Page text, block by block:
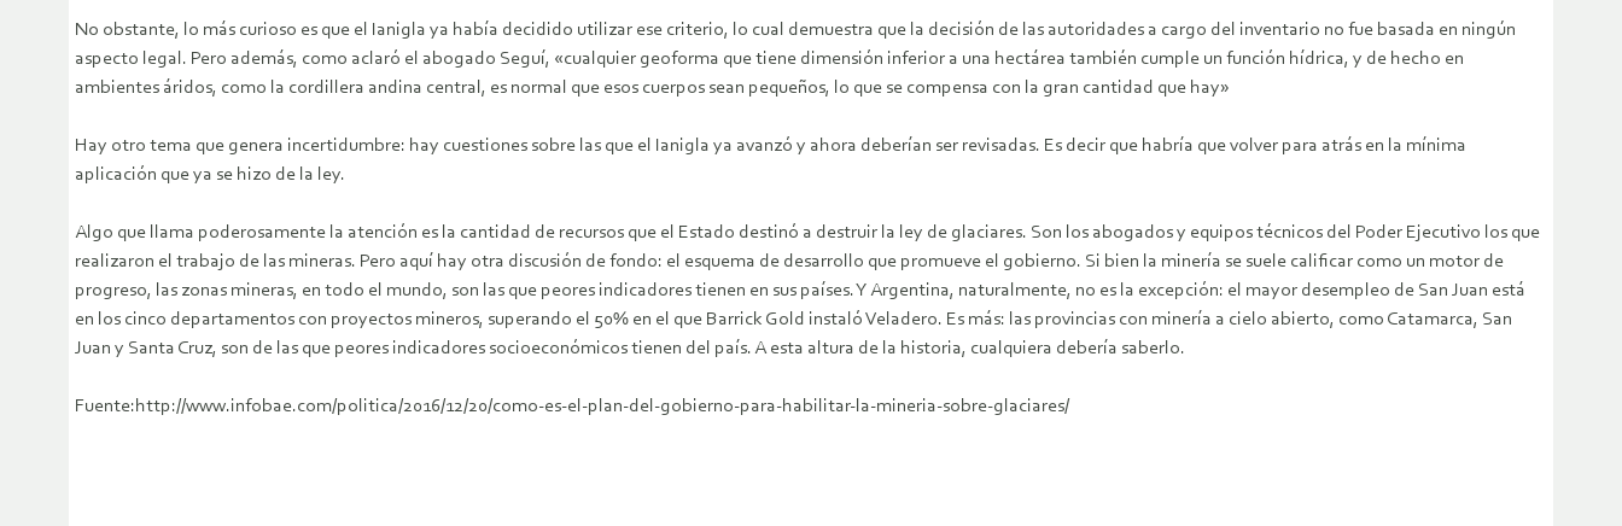
No obstante, lo más curioso es que el Ianigla ya había decidido utilizar ese criterio, lo cual demuestra que la decisión de las autoridades a cargo del inventario no fue basada en ningún
aspecto legal. Pero además, como aclaró el abogado Seguí, «cualquier geoforma que tiene dimensión inferior a una hectárea también cumple un función hídrica, y de hecho en
ambientes áridos, como la cordillera andina central, es normal que esos cuerpos sean pequeños, lo que se compensa con la gran cantidad que hay»
Hay otro tema que genera incertidumbre: hay cuestiones sobre las que el Ianigla ya avanzó y ahora deberían ser revisadas. Es decir que habría que volver para atrás en la mínima
aplicación que ya se hizo de la ley.
Algo que llama poderosamente la atención es la cantidad de recursos que el Estado destinó a destruir la ley de glaciares. Son los abogados y equipos técnicos del Poder Ejecutivo los que
realizaron el trabajo de las mineras. Pero aquí hay otra discusión de fondo: el esquema de desarrollo que promueve el gobierno. Si bien la minería se suele calificar como un motor de
progreso, las zonas mineras, en todo el mundo, son las que peores indicadores tienen en sus países. Y Argentina, naturalmente, no es la excepción: el mayor desempleo de San Juan está
en los cinco departamentos con proyectos mineros, superando el 50% en el que Barrick Gold instaló Veladero. Es más: las provincias con minería a cielo abierto, como Catamarca, San
Juan y Santa Cruz, son de las que peores indicadores socioeconómicos tienen del país. A esta altura de la historia, cualquiera debería saberlo.
Fuente:http://www.infobae.com/politica/2016/12/20/como-es-el-plan-del-gobierno-para-habilitar-la-mineria-sobre-glaciares/